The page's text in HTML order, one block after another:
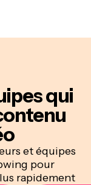
qui
et équipes
pour
rapidement